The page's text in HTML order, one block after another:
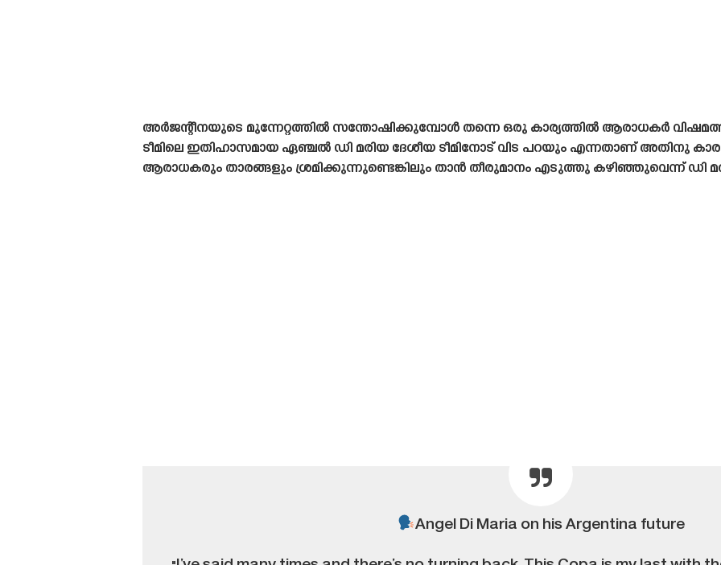
അർജന്റീനയുടെ മുന്നേറ്റത്തിൽ സന്തോഷിക്കുമ്പോൾ തന്നെ ഒരു കാര്യത്തിൽ ആരാധകർ
ടീമിലെ ഇതിഹാസമായ ഏഞ്ചൽ ഡി മരിയ ദേശീയ ടീമിനോട് വിട പറയും എന്നതാണ് അതിനു
ആരാധകരും താരങ്ങളും ശ്രമിക്കുന്നുണ്ടെങ്കിലും താൻ തീരുമാനം എടുത്തു കഴിഞ്ഞുവെന്ന് ഡി
Angel Di Maria on his Argentina future